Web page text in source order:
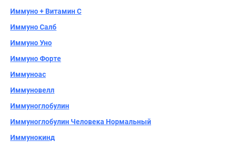
Иммуно + Витамин С
Иммуно Салб
Иммуно Уно
Иммуно Форте
Иммуноас
Иммуновелл
Иммуноглобулин
Иммуноглобулин Человека Нормальный
Иммунокинд